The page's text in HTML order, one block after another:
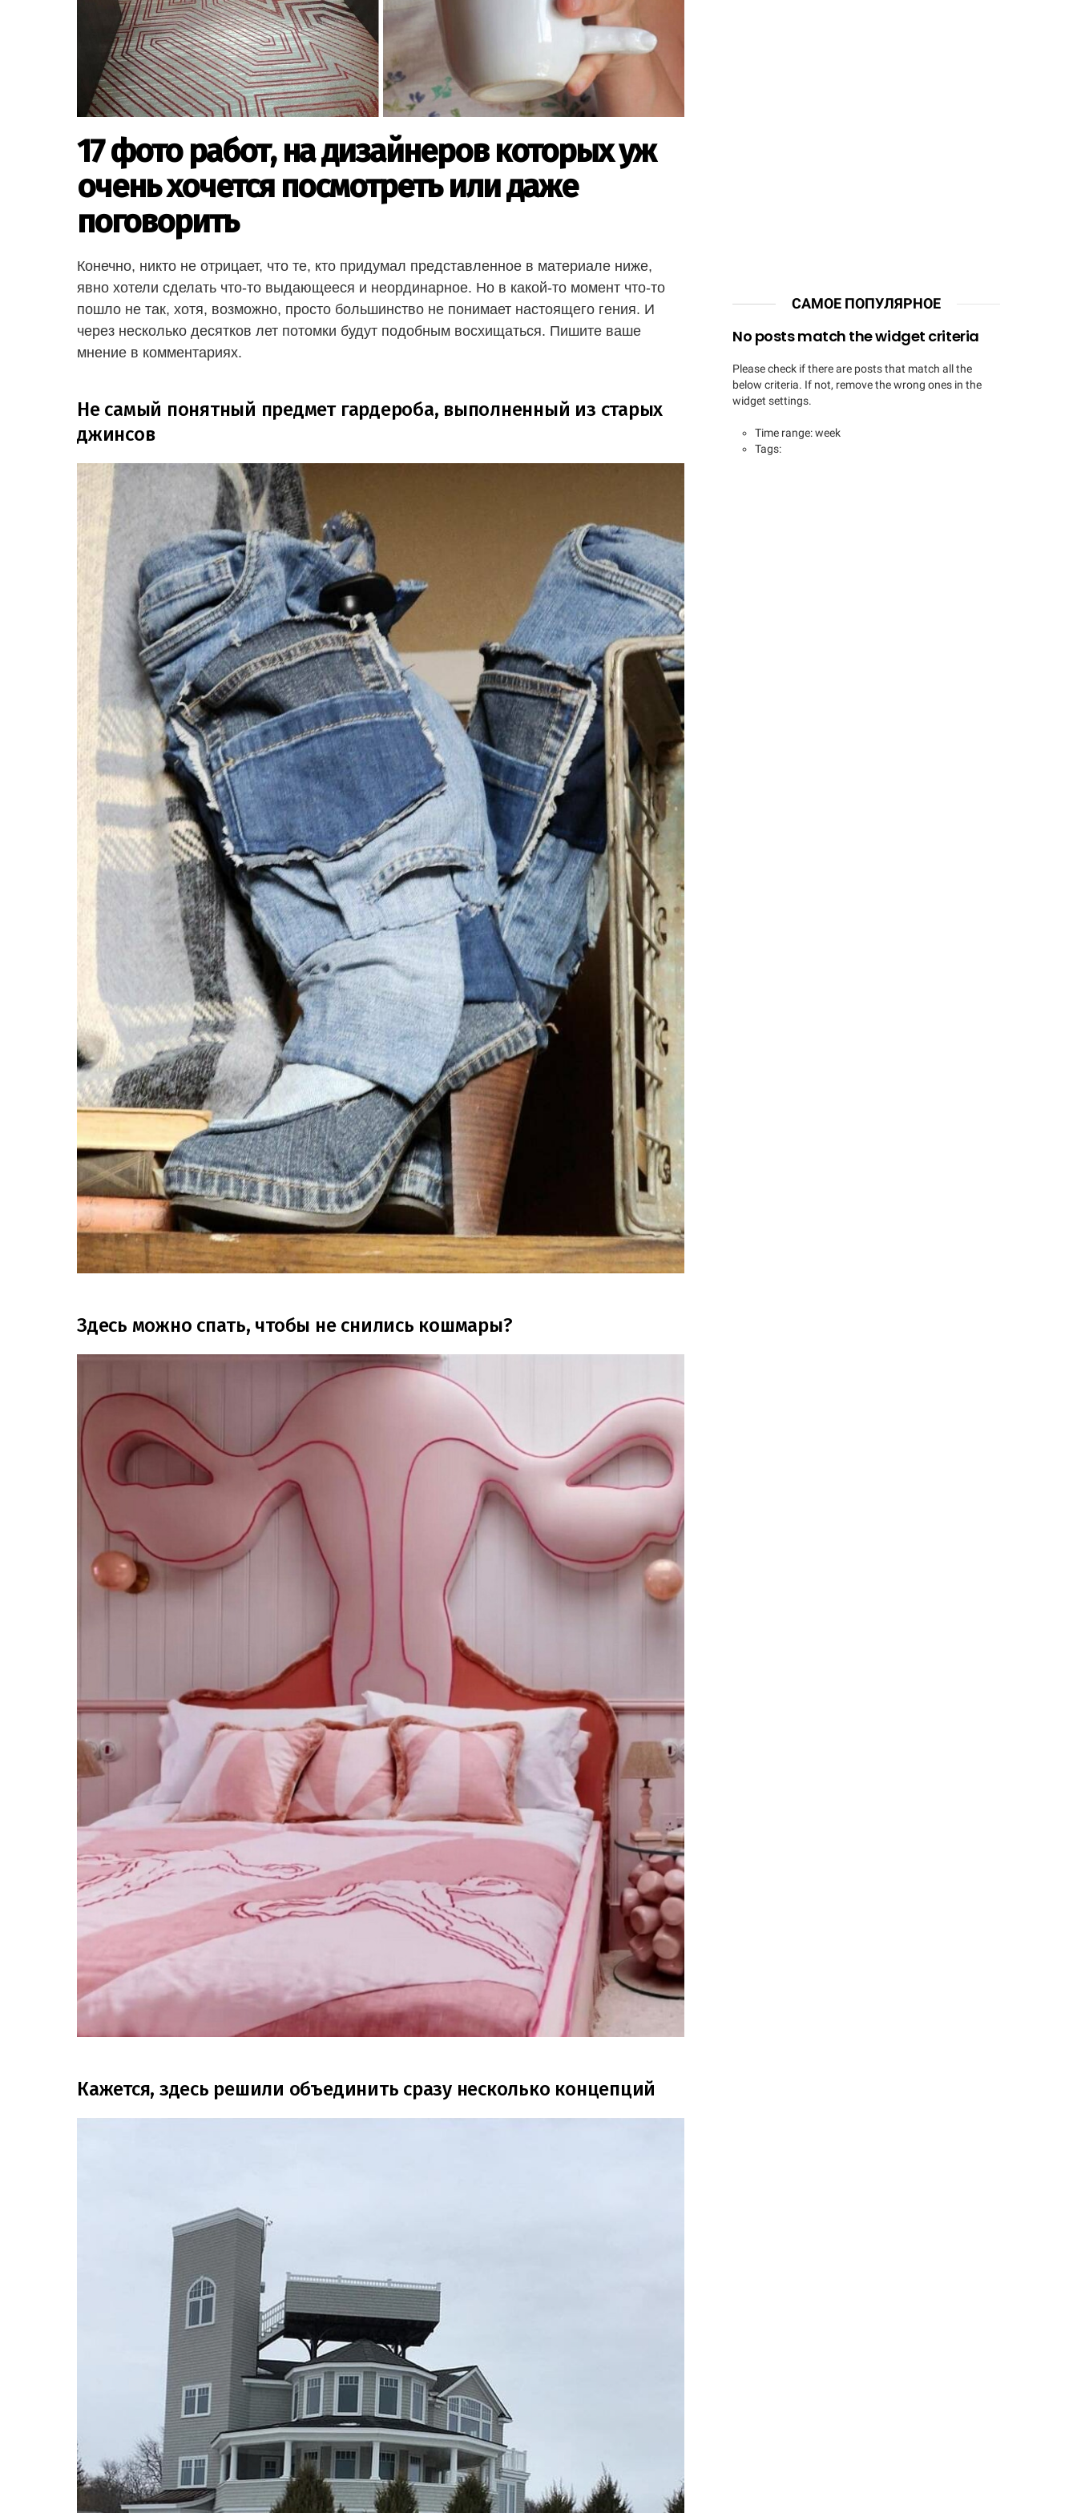
17 фото работ, на дизайнеров которых уж
очень хочется посмотреть или даже
поговорить
Конечно, никто не отрицает, что те, кто придумал представленное в материале ниже,
явно хотели сделать что-то выдающееся и неординарное. Но в какой-то момент что-то
пошло не так, хотя, возможно, просто большинство не понимает настоящего гения. И
через несколько десятков лет потомки будут подобным восхищаться. Пишите ваше
мнение в комментариях.
Не самый понятный предмет гардероба, выполненный из старых
джинсов
Здесь можно спать, чтобы не снились кошмары?
Кажется, здесь решили объединить сразу несколько концепций
САМОЕ ПОПУЛЯРНОЕ
No posts match the widget criteria
Please check if there are posts that match all the
below criteria. If not, remove the wrong ones in the
widget settings.
Time range: week
Tags: